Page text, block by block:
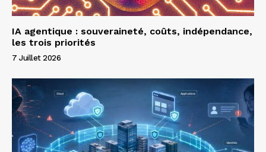
IA agentique : souveraineté, coûts, indépendance,
les trois priorités
7 Juillet 2026